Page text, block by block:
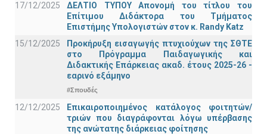
17/12/2025
ΔΕΛΤΙΟ ΤΥΠΟΥ Απονομή του τίτλου του
Επίτιμου Διδάκτορα του Τμήματος
Επιστήμης Υπολογιστών στον κ. Randy Katz
15/12/2025
Προκήρυξη εισαγωγής πτυχιούχων της ΣΘΤΕ
στο Πρόγραμμα Παιδαγωγικής και
Διδακτικής Επάρκειας ακαδ. έτους 2025-26 -
εαρινό εξάμηνο
#Σπουδές
12/12/2025
Επικαιροποιημένος κατάλογος φοιτητών/
τριών που διαγράφονται λόγω υπέρβασης
της ανώτατης διάρκειας φοίτησης